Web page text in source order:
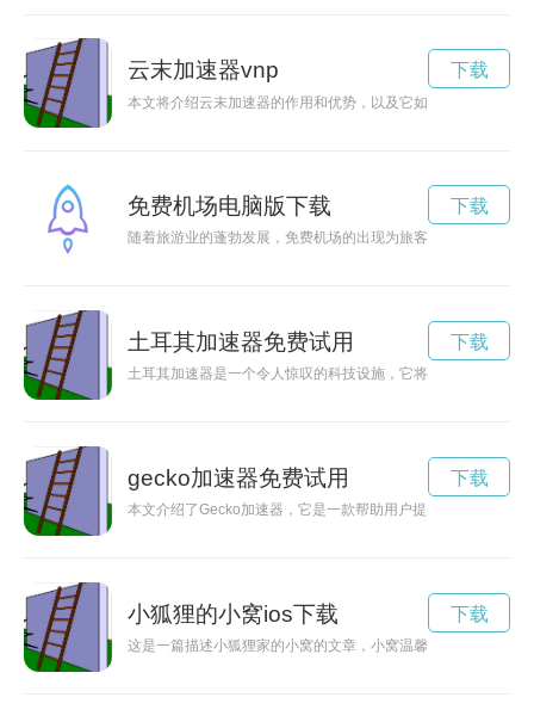
云末加速器vnp
本文将介绍云末加速器的作用和优势，以及它如何提速云端体
下载
免费机场电脑版下载
随着旅游业的蓬勃发展，免费机场的出现为旅客提供了一种全
下载
土耳其加速器免费试用
土耳其加速器是一个令人惊叹的科技设施，它将帮助人类揭开
下载
gecko加速器免费试用
本文介绍了Gecko加速器，它是一款帮助用户提升网络速度的
下载
小狐狸的小窝ios下载
这是一篇描述小狐狸家的小窝的文章，小窝温馨舒适，小狐狸在
下载